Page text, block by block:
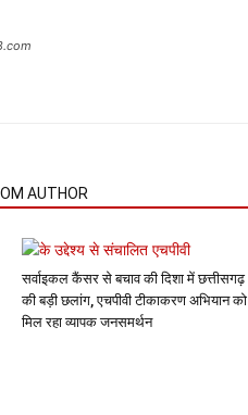
AUTHOR
सर्वाइकल कैंसर से बचाव की दिशा में छत्तीसगढ़
की बड़ी छलांग, एचपीवी टीकाकरण अभियान को
मिल रहा व्यापक जनसमर्थन